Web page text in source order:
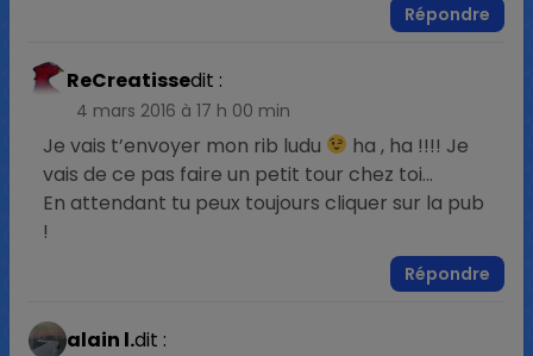
Répondre
ReCreatissedit :
4 mars 2016 à 17 h 00 min
Je vais t’envoyer mon rib ludu
ha , ha !!!! Je
vais de ce pas faire un petit tour chez toi…
En attendant tu peux toujours cliquer sur la pub
!
Répondre
alain l.dit :